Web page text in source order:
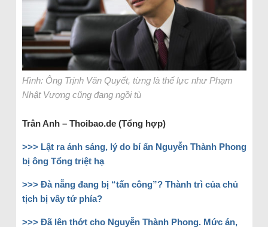
Hình: Ông Trịnh Văn Quyết, từng là thế lực như Phạm
Nhật Vượng cũng đang ngồi tù
Trân Anh – Thoibao.de (Tổng hợp)
>>> Lật ra ánh sáng, lý do bí ẩn Nguyễn Thành Phong
bị ông Tổng triệt hạ
>>> Đà nẵng đang bị “tấn công”? Thành trì của chủ
tịch bị vây tứ phía?
>>> Đã lên thớt cho Nguyễn Thành Phong. Mức án,